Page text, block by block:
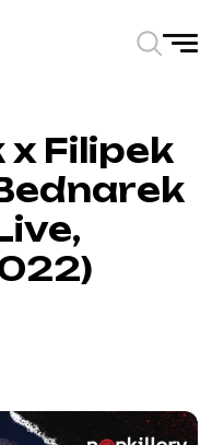
Filipek